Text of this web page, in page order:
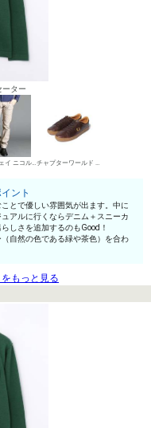
ーター
ハイダウェイ ニコル デニムパンツ・ジーンズ チャプターワールド ローカットスニーカー
ント
とで優しい雰囲気が出ます。中に
アルに行くならデニム＋スニーカ
しさを追加するのもGood！
自然の色である緑や茶色）を合わ
もっと見る